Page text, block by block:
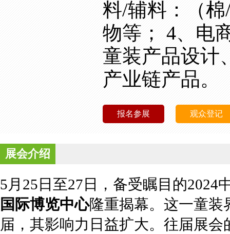
料/辅料：（
物等； 4、电
童装产品设计
产业链产品。
报名参展 观众登记
展会介绍
5月25日至27日，备受瞩目的2024
国际博览中心隆重揭幕。这一童装
届，其影响力日益扩大。往届展会